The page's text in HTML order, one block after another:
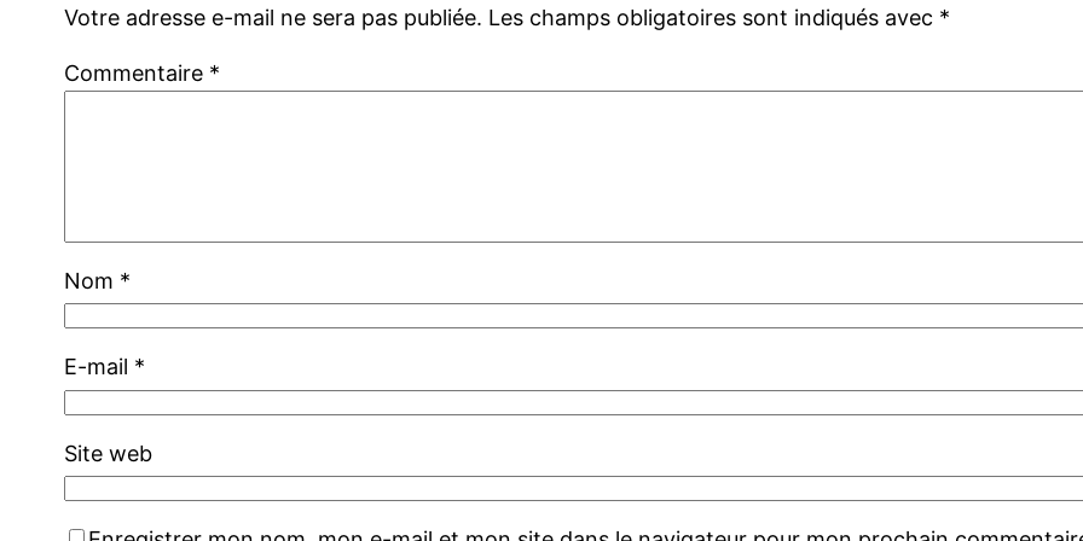
Votre adresse e-mail ne sera pas publiée. Les champs obligatoires sont indiqués avec *
Commentaire *
Nom *
E-mail *
Site web